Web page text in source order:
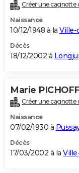
Créer une cagnotte
Naissance
10/12/1948 à la Ville-
Décès
18/12/2002 à
Marie
Créer une cagnotte
Naissance
07/02/1930 à
Décès
17/03/2002 à la